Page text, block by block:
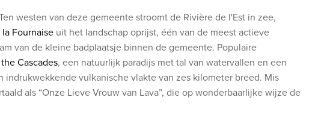
westen van deze gemeente stroomt de Rivière de l'Est in zee,
Fournaise uit het landschap oprijst, één van de meest actieve
van de kleine badplaatsje binnen de gemeente. Populaire
Cascades, een natuurlijk paradijs met tal van watervallen en een
indrukwekkende vulkanische vlakte van zes kilometer breed. Mis
als “Onze Lieve Vrouw van Lava”, die op wonderbaarlijke wijze de